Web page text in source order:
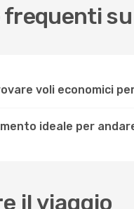
frequenti
voli economici
ideale per
il viaggio